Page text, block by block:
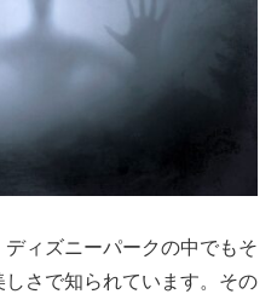
ィズニーパークの中でもそ
さで知られています。その